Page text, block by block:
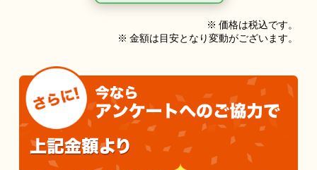
※ 価格は税込です。
※ 金額は目安となり変動がございます。